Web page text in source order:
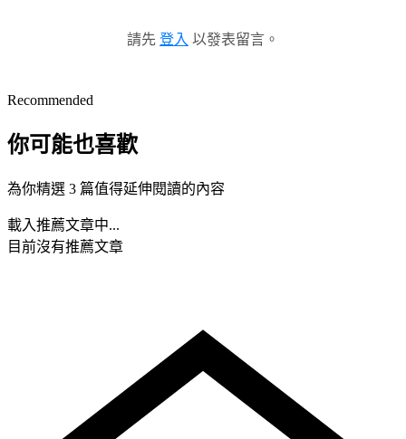
請先 登入 以發表留言。
Recommended
你可能也喜歡
為你精選 3 篇值得延伸閱讀的內容
載入推薦文章中...
目前沒有推薦文章